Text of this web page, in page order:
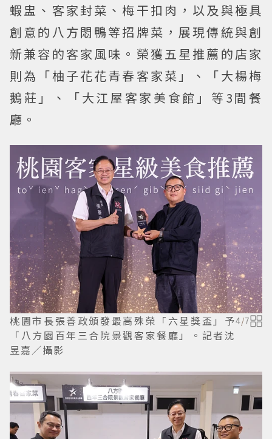
蝦盅、客家封菜、梅干扣肉，以及與極具
創意的八方悶鴨等招牌菜，展現傳統與創
新兼容的客家風味。榮獲五星推薦的店家
則為「柚子花花青春客家菜」、「大楊梅
鵝莊」、「大江屋客家美食館」等3間餐
廳。
桃園市長張善政頒發最高殊榮「六星獎盃」予
「八方園百年三合院景觀客家餐廳」。記者沈
昱嘉／攝影
4/7